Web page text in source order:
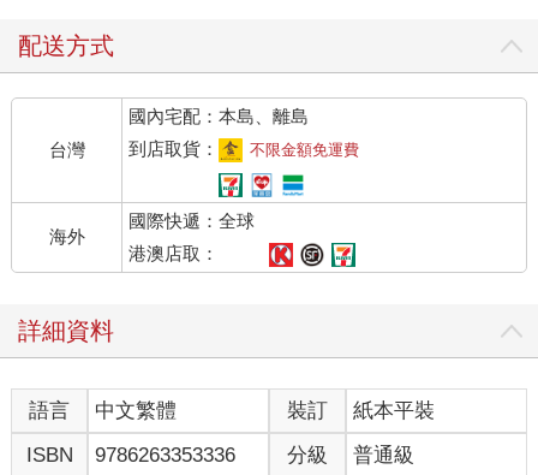
我也寫了一篇。那陣子我下課，十分鐘也跑去圖書館讀聯合副
字登在聯副，我抓了春男一起去圖書館看那篇短文。我們都覺得
更奇蹟的是，千把字的〈兒歌〉稿費高達三十元，可以看十六場
電影！我想了想，決定去學舞，三十元剛好付了辜雅棽舞蹈社一
個月的學費，每週三次去上芭蕾。十四歲的我完全趕不上自幼習
舞的小妹妹，卻也不十分在意，因為我全心投入寫作，再接再厲
投稿聯副。我天天跑圖書館，等了兩個禮拜，等到一封信：「最
近稿擠，大作要遲幾天刊登。」署名林海音。我這才知道，原來
那是瘋狂的春天。讀小說，寫小說，還去跳舞，高中聯考我差三
分，沒考上一中。父親大怒，不許我去念台中二中，讓我去管教
嚴格的衛道中學住校。衛道偏遠，舞蹈課中斷，卻不妨礙我繼續
寫三年。
高一寒假到台北，我去拜訪林海音先生。多年後，她會告訴人，
十五歲的林懷民去她家，坐得筆直，一本正經地請教寫作的問
配送方式
台灣
國內宅配：本島、離島
到店取貨：
不限金額免運費
海外
國際快遞：全球
港澳店取：
詳細資料
語言 中文繁體 裝訂
紙本平裝
ISBN
9786263353336 分級 普通級